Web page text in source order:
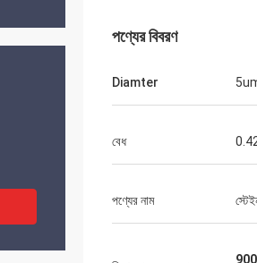
পণ্যের বিবরণ
Diamter
বেধ
পণ্যের নাম
900